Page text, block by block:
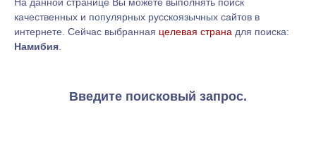
качественных и популярных русскоязычных сайтов в
интернете. Сейчас выбранная целевая страна для поиска:
Намибия
Введите поисковый запрос.